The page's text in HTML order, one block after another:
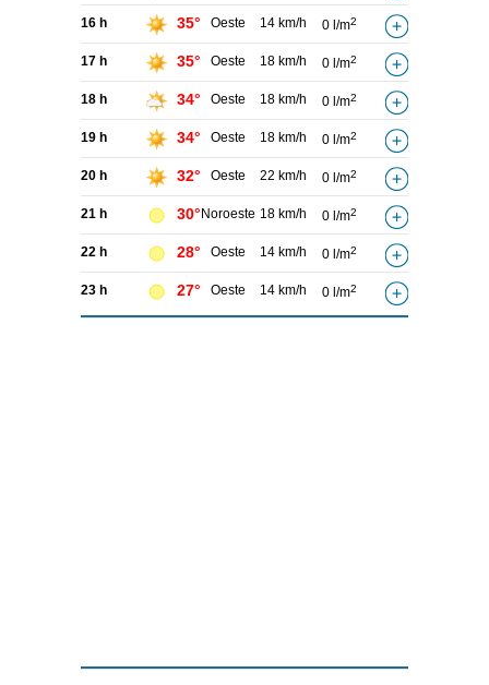
16 h 35° Oeste 14 km/h 0 l/m2
17 h 35° Oeste 18 km/h 0 l/m2
18 h 34° Oeste 18 km/h 0 l/m2
19 h 34° Oeste 18 km/h 0 l/m2
20 h 32° Oeste 22 km/h 0 l/m2
21 h 30° Noroeste 18 km/h 0 l/m2
22 h 28° Oeste 14 km/h 0 l/m2
23 h 27° Oeste 14 km/h 0 l/m2